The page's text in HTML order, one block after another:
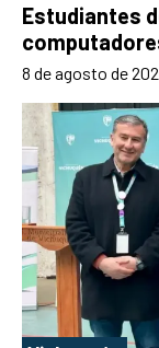
Estudiantes
8 de agosto de